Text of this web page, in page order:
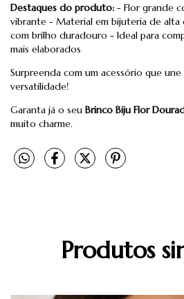
Destaques do produto: - Flor grande
vibrante - Material em bijuteria de alta
com brilho duradouro - Ideal para
mais elaborados
Surpreenda com um acessório que
versatilidade!
Garanta já o seu Brinco Biju Flor
muito charme.
Produtos